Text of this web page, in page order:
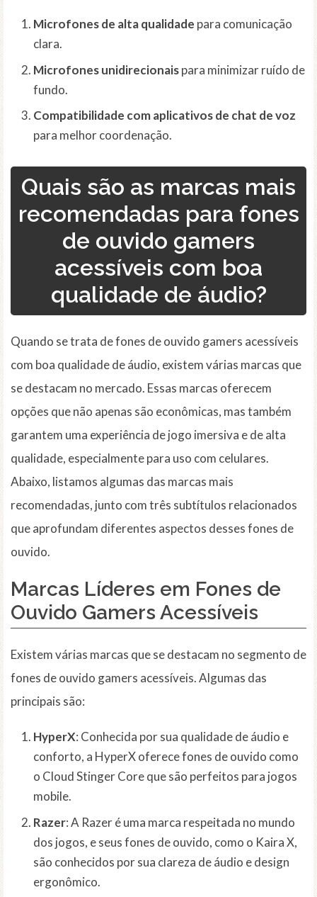
Microfones de alta qualidade para comunicação
clara.
Microfones unidirecionaispara minimizar ruído de
fundo.
Compatibilidade com aplicativos de chat de voz
para melhor coordenação.
Quais são as marcas mais
recomendadas para fones
de ouvido gamers
acessíveis com boa
qualidade de áudio?
Quando se trata de fones de ouvido gamers acessíveis
com boa qualidade de áudio, existem várias marcas que
se destacam no mercado. Essas marcas oferecem
opções que não apenas são econômicas, mas também
garantem uma experiência de jogo imersiva e de alta
qualidade, especialmente para uso com celulares.
Abaixo, listamos algumas das marcas mais
recomendadas, junto com três subtítulos relacionados
que aprofundam diferentes aspectos desses fones de
ouvido.
Marcas Líderes em Fones de
Ouvido Gamers Acessíveis
Existem várias marcas que se destacam no segmento de
fones de ouvido gamers acessíveis. Algumas das
principais são:
HyperX: Conhecida por sua qualidade de áudio e
conforto, a HyperX oferece fones de ouvido como
o Cloud Stinger Core que são perfeitos para jogos
mobile.
Razer: A Razer é uma marca respeitada no mundo
dos jogos, e seus fones de ouvido, como o Kaira X,
são conhecidos por sua clareza de áudio e design
ergonômico.